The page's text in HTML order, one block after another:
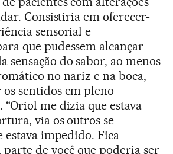
Consistiria em oferecer-
sensorial e
que pudessem alcançar
sensação do sabor, ao menos
no nariz e na boca,
sentidos em pleno
me dizia que estava
via os outros se
estava impedido. Fica
de você que poderia ser